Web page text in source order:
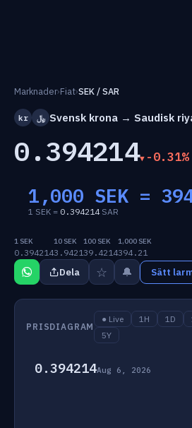
Marknader›Fiat›SEK / SAR
kr ﷼ Svensk krona → Saudisk
0.394214 -0.31%
1,000 SEK =
1 SEK = 0.394214SAR
1 SEK
0.394214
10 SEK
3.9421
100 SEK
39.4214
1,000 SEK
394.21
Dela ☆ 🔔 Sätt
PRISDIAGRAM
● Live 1H 1D
5Y
0.394214Aug 6, 2026